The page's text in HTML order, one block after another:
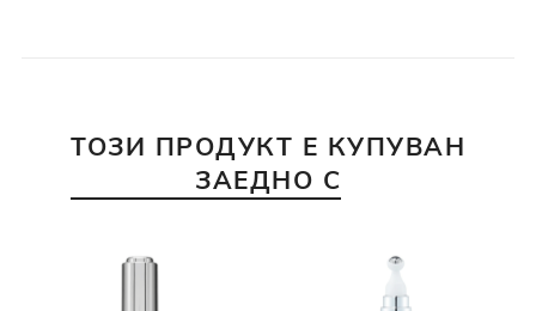
ТОЗИ ПРОДУКТ Е КУПУВАН
ЗАЕДНО С